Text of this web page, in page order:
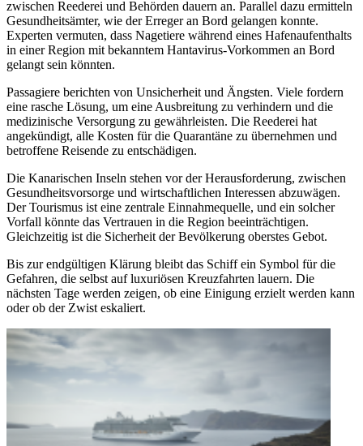
zwischen Reederei und Behörden dauern an. Parallel dazu ermitteln
Gesundheitsämter, wie der Erreger an Bord gelangen konnte.
Experten vermuten, dass Nagetiere während eines Hafenaufenthalts
in einer Region mit bekanntem Hantavirus-Vorkommen an Bord
gelangt sein könnten.
Passagiere berichten von Unsicherheit und Ängsten. Viele fordern
eine rasche Lösung, um eine Ausbreitung zu verhindern und die
medizinische Versorgung zu gewährleisten. Die Reederei hat
angekündigt, alle Kosten für die Quarantäne zu übernehmen und
betroffene Reisende zu entschädigen.
Die Kanarischen Inseln stehen vor der Herausforderung, zwischen
Gesundheitsvorsorge und wirtschaftlichen Interessen abzuwägen.
Der Tourismus ist eine zentrale Einnahmequelle, und ein solcher
Vorfall könnte das Vertrauen in die Region beeinträchtigen.
Gleichzeitig ist die Sicherheit der Bevölkerung oberstes Gebot.
Bis zur endgültigen Klärung bleibt das Schiff ein Symbol für die
Gefahren, die selbst auf luxuriösen Kreuzfahrten lauern. Die
nächsten Tage werden zeigen, ob eine Einigung erzielt werden kann
oder ob der Zwist eskaliert.